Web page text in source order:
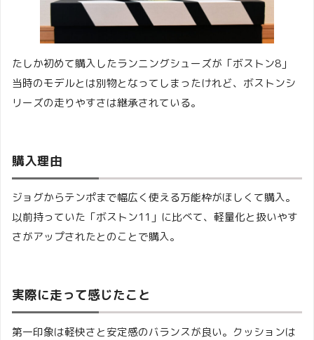
たしか初めて購入したランニングシューズが「ボストン8」
当時のモデルとは別物となってしまったけれど、ボストンシ
リーズの走りやすさは継承されている。
購入理由
ジョグからテンポまで幅広く使える万能枠がほしくて購入。
以前持っていた「ボストン11」に比べて、軽量化と扱いやす
さがアップされたとのことで購入。
実際に走って感じたこと
第一印象は軽快さと安定感のバランスが良い。クッションは